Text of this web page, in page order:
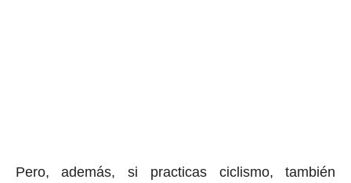
Pero, además, si practicas ciclismo, también